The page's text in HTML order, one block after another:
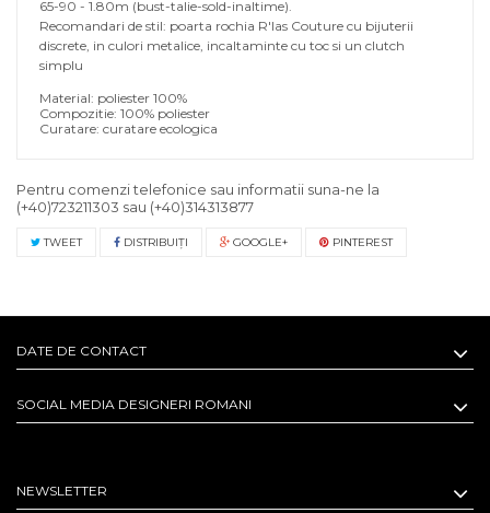
65-90 - 1.80m (bust-talie-sold-inaltime).
Recomandari de stil: poarta rochia R'Ias Couture cu bijuterii
discrete, in culori metalice, incaltaminte cu toc si un clutch
simplu
Material: poliester 100%
Compozitie: 100% poliester
Curatare: curatare ecologica
Pentru comenzi telefonice sau informatii suna-ne la
(+40)723211303 sau (+40)314313877
TWEET DISTRIBUIŢI GOOGLE+ PINTEREST
DATE DE CONTACT
SOCIAL MEDIA DESIGNERI ROMANI
NEWSLETTER